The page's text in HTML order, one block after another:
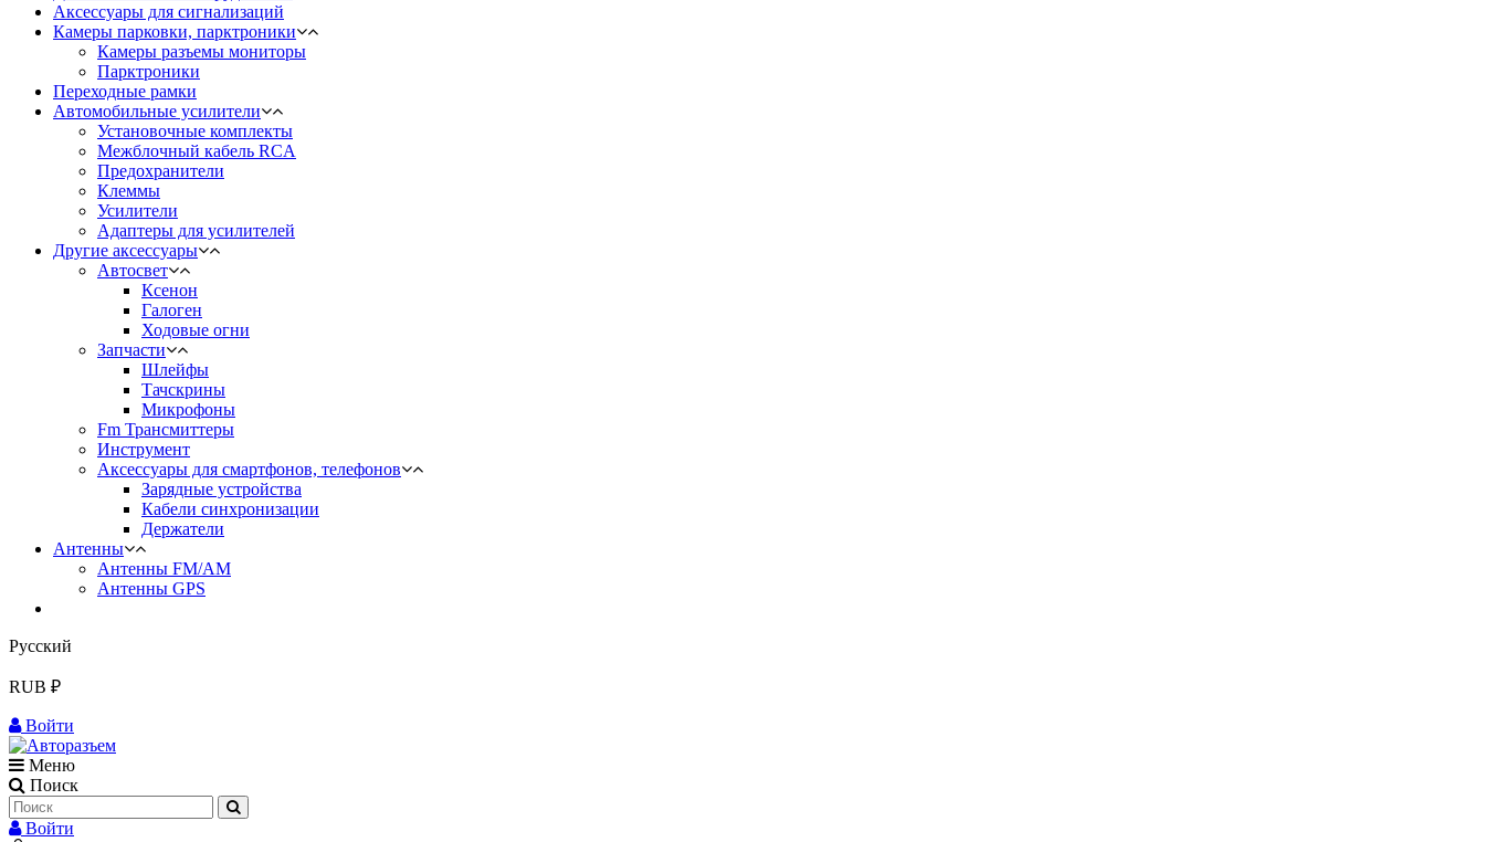
Аксессуары для сигнализаций
Камеры парковки, парктроники
Камеры разъемы мониторы
Парктроники
Переходные рамки
Автомобильные усилители
Установочные комплекты
Межблочный кабель RCA
Предохранители
Клеммы
Усилители
Адаптеры для усилителей
Другие аксессуары
Автосвет
Ксенон
Галоген
Ходовые огни
Запчасти
Шлейфы
Тачскрины
Микрофоны
Fm Трансмиттеры
Инструмент
Аксессуары для смартфонов, телефонов
Зарядные устройства
Кабели синхронизации
Держатели
Антенны
Антенны FM/AM
Антенны GPS
Русский
RUB ₽
Войти
Меню
Поиск
Войти